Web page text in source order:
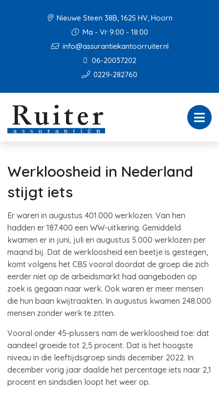
Nieuwe Steen 38B, 1625 HV, Hoorn
Ma - Vr 9:00 - 18:00
info@assurantiekantoorruiter.nl
06-20037202
0229-282760
Werkloosheid in Nederland
stijgt iets
Er waren in augustus 401.000 werklozen. Van hen
hadden er 187.400 een WW-uitkering. Gemiddeld
kwamen er in juni, juli en augustus 5.000 werklozen per
maand bij. Dat de werkloosheid een beetje is gestegen,
komt volgens het CBS vooral doordat de groep die zich
eerder niet op de arbeidsmarkt had aangeboden op
zoek is gegaan naar werk. Ook waren er meer mensen
die hun baan kwijtraakten. In augustus kwamen 248.000
mensen zonder werk te zitten.
Vooral onder 45-plussers nam de werkloosheid toe: dat
aandeel groeide tot 2,5 procent. Dat is het hoogste
niveau in die leeftijdsgroep sinds december 2022. In
december vorig jaar daalde het percentage iets naar 2,1
procent en sindsdien loopt het weer op.